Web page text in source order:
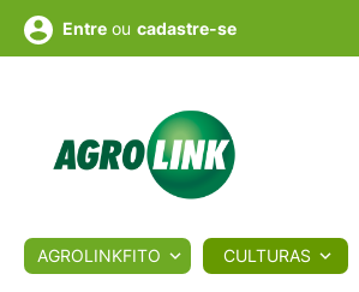
BIOLÓGICOS COTAÇÕES
Entre ou cadastre-se
AGROLINKFITO CULTURAS